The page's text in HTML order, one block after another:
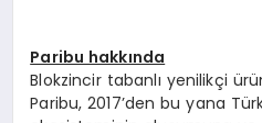
Paribu hakkında
Blokzincir tabanlı yenilikçi
Paribu, 2017’den bu yana